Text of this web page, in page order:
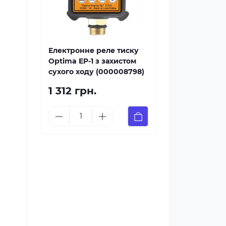
Електронне реле тиску
Optima EP-1 з захистом
сухого ходу (000008798)
1 312 грн.